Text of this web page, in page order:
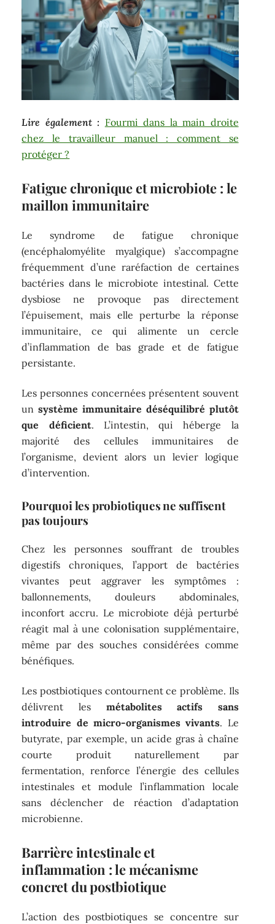
Lire également : Fourmi dans la main droite
chez le travailleur manuel : comment se
protéger ?
Fatigue chronique et microbiote : le
maillon immunitaire
Le syndrome de fatigue chronique
(encéphalomyélite myalgique) s’accompagne
fréquemment d’une raréfaction de certaines
bactéries dans le microbiote intestinal. Cette
dysbiose ne provoque pas directement
l’épuisement, mais elle perturbe la réponse
immunitaire, ce qui alimente un cercle
d’inflammation de bas grade et de fatigue
persistante.
Les personnes concernées présentent souvent
unsystème immunitaire déséquilibré plutôt
que déficient. L’intestin, qui héberge la
majorité des cellules immunitaires de
l’organisme, devient alors un levier logique
d’intervention.
Pourquoi les probiotiques ne suffisent
pas toujours
Chez les personnes souffrant de troubles
digestifs chroniques, l’apport de bactéries
vivantes peut aggraver les symptômes :
ballonnements, douleurs abdominales,
inconfort accru. Le microbiote déjà perturbé
réagit mal à une colonisation supplémentaire,
même par des souches considérées comme
bénéfiques.
Les postbiotiques contournent ce problème. Ils
délivrent les métabolites actifs sans
introduire de micro-organismes vivants. Le
butyrate, par exemple, un acide gras à chaîne
courte produit naturellement par
fermentation, renforce l’énergie des cellules
intestinales et module l’inflammation locale
sans déclencher de réaction d’adaptation
microbienne.
Barrière intestinale et
inflammation : le mécanisme
concret du postbiotique
L’action des postbiotiques se concentre sur